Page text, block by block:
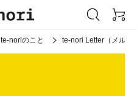
te-noriのこと te-nori Letter（メルマ